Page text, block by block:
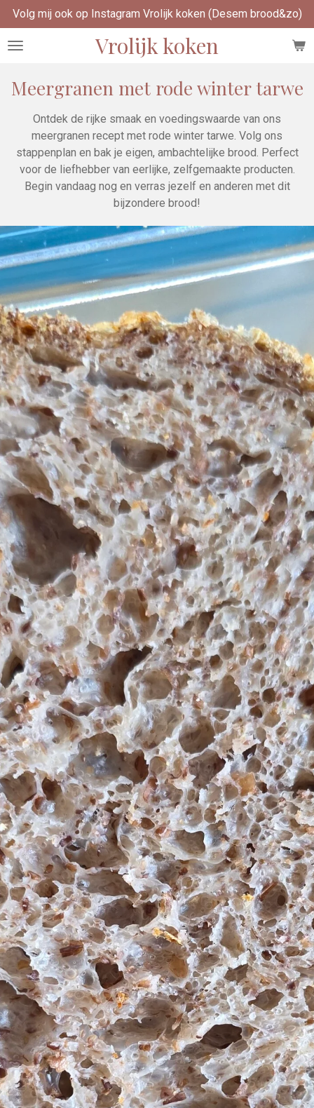
Ga
direct
naar
hoofdinhoud
Vrolijk koken
Volg mij ook op Instagram Vrolijk koken (Desem brood&zo)
Meergranen met rode winter tarwe
Ontdek de rijke smaak en voedingswaarde van ons
meergranen recept met rode winter tarwe. Volg ons
stappenplan en bak je eigen, ambachtelijke brood. Perfect
voor de liefhebber van eerlijke, zelfgemaakte producten.
Begin vandaag nog en verras jezelf en anderen met dit
bijzondere brood!